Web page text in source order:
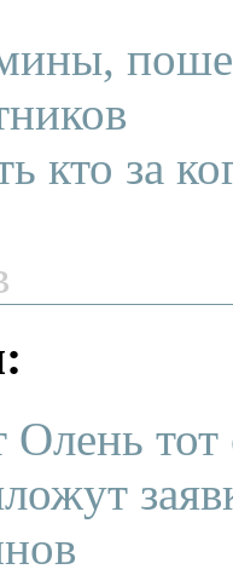
кто за
Олень